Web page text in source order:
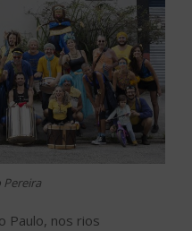
Pereira
Paulo, nos rios